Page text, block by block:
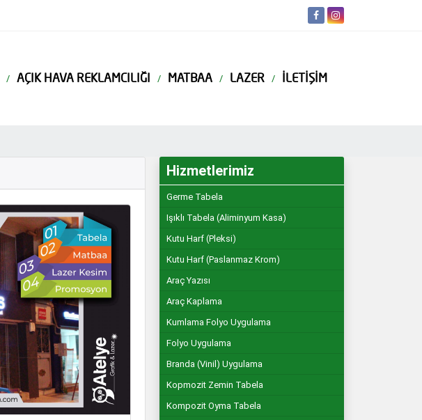
AÇIK HAVA REKLAMCILIĞI MATBAA LAZER İLETIŞIM
Hizmetlerimiz
Germe Tabela
Işıklı Tabela (Aliminyum Kasa)
Kutu Harf (Pleksi)
Kutu Harf (Paslanmaz Krom)
Araç Yazısı
Araç Kaplama
Kumlama Folyo Uygulama
Folyo Uygulama
Branda (Vinil) Uygulama
Kopmozit Zemin Tabela
Kompozit Oyma Tabela